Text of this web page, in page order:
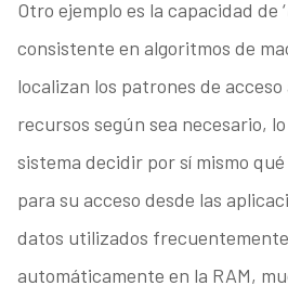
Otro ejemplo es la capacidad de ‘
consistente en algoritmos de
localizan los patrones de acceso
recursos según sea necesario,
sistema decidir por sí mismo
para su acceso desde las
datos utilizados
automáticamente en la RAM,